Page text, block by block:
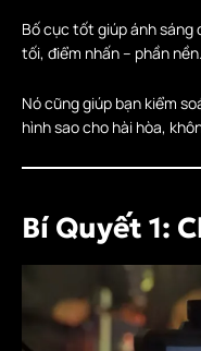
Bố cục tốt giúp ánh sáng
tối, điểm nhấn – phần nền.
Nó cũng giúp bạn kiểm
hình sao cho hài hòa,
Bí Quyết 1: